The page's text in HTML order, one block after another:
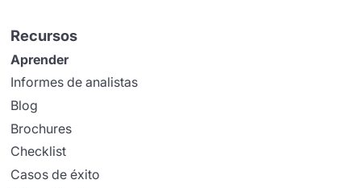
Recursos
Aprender
Informes de analistas
Blog
Brochures
Checklist
Casos de éxito